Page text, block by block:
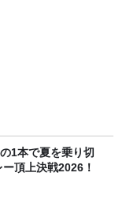
1本で夏を乗り切
頂上決戦2026！